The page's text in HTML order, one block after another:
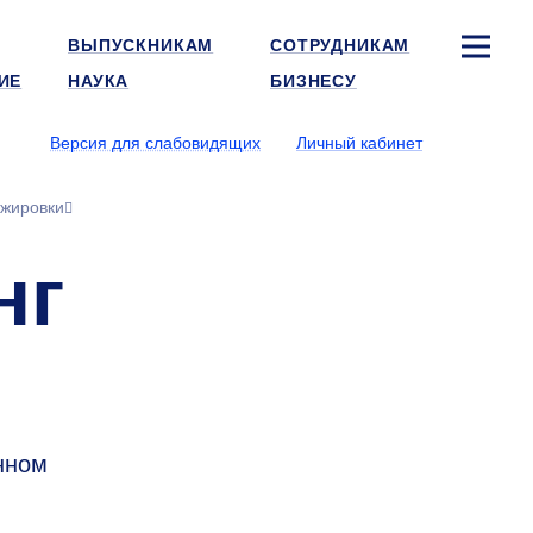
ВЫПУСКНИКАМ
СОТРУДНИКАМ
НАУКА БИЗНЕСУ
Версия для слабовидящих Личный кабинет